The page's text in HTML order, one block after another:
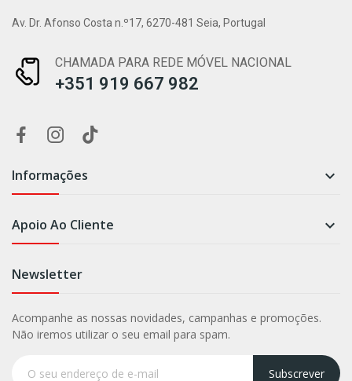
Av. Dr. Afonso Costa n.º17, 6270-481 Seia, Portugal
CHAMADA PARA REDE MÓVEL NACIONAL
+351 919 667 982
Informações 
Apoio Ao Cliente 
Newsletter
Acompanhe as nossas novidades, campanhas e promoções.
Não iremos utilizar o seu email para spam.
Subscrever